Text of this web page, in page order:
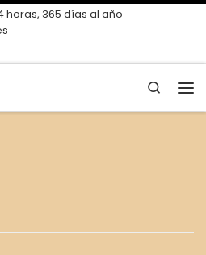
horas, 365 días al año
Search